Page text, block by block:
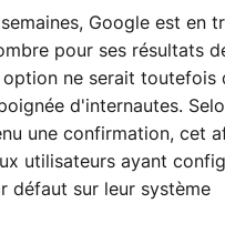
Google est en
pour ses résultats
option ne serait toutefois
d'internautes.
une confirmation, cet
utilisateurs ayant
défaut sur leur système